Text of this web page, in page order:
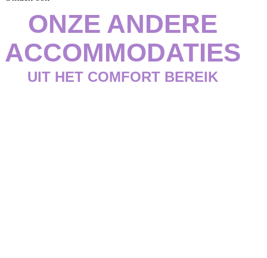
ONZE ANDERE
ACCOMMODATIES
UIT HET COMFORT BEREIK